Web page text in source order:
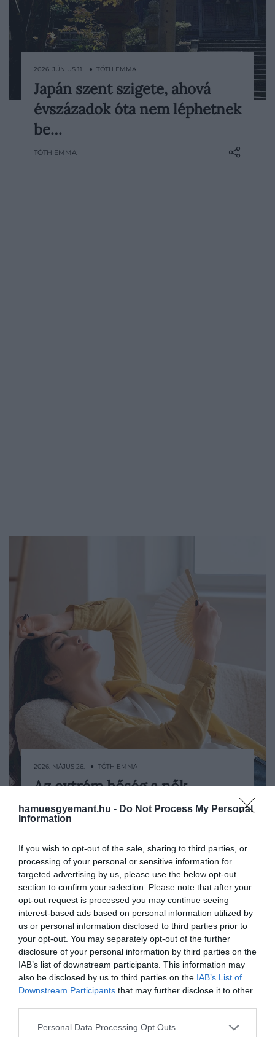
hamuesgyemant.hu - Do Not Process My Personal
Information
If you wish to opt-out of the sale, sharing to third parties, or
processing of your personal or sensitive information for
targeted advertising by us, please use the below opt-out
section to confirm your selection. Please note that after your
opt-out request is processed you may continue seeing
interest-based ads based on personal information utilized by
us or personal information disclosed to third parties prior to
your opt-out. You may separately opt-out of the further
disclosure of your personal information by third parties on the
IAB’s list of downstream participants. This information may
also be disclosed by us to third parties on the IAB’s List of
Downstream Participants that may further disclose it to other
Please note that this website/app uses one or more Google
Personal Data Processing Opt Outs
Japánban létezik egy apró sziget, amelyet
az UNESCO világörökségi helyszínné
nyilvánított, mégsem került a
Okinosima évszázadok óta szigorú
2026. JÚNIUS 11. ● TÓTH EMMA
Japán szent szigete, ahová
évszázadok óta nem léphetnek
be…
TÓTH EMMA
mindennapi életet is átalakítják, így a
kánikula már jóval több egyszerű
áttekintés szerint a hőség sok térségben
másként érinti a nőket, akiknek
munkájukat, otthoni feladataikat, társas
kapcsolataikat és biztonságukat is…
2026. MÁJUS 26. ● TÓTH EMMA
Az extrém hőség a nők
mindennapjait különösen
súlyosan…
TÓTH EMMA